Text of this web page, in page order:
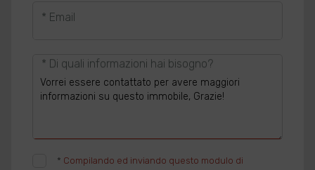
* Email
* Di quali informazioni hai bisogno?
* Compilando ed inviando questo modulo di